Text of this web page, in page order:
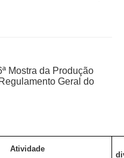
Mostra da Produção
Geral do
Atividade
di